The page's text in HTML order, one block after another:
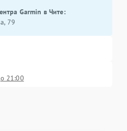
Garmin в Чите:
79
21:00